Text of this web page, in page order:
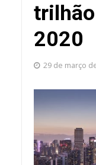
2020
29 de março